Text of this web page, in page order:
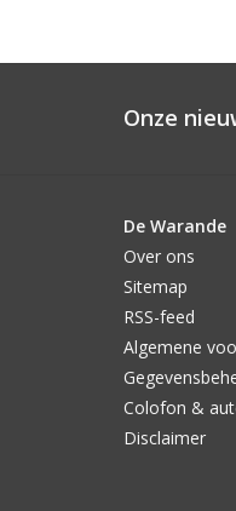
Onze
De Warande
Over ons
Sitemap
RSS-feed
Algemene
Colofon &
Disclaimer